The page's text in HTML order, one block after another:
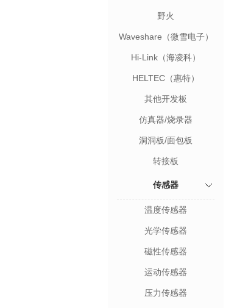
野火
Waveshare（微雪电子）
Hi-Link（海凌科）
HELTEC（惠特）
其他开发板
仿真器/烧录器
洞洞板/面包板
转接板
传感器
温度传感器
光学传感器
磁性传感器
运动传感器
压力传感器